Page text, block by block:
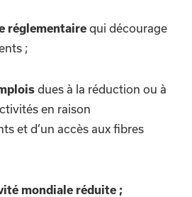
réglementaire qui décourage
;
dues à la réduction ou à
en raison
et d’un accès aux fibres
mondiale réduite ;